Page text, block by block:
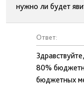
нужно ли будет
Ответ:
80%
бюджетных